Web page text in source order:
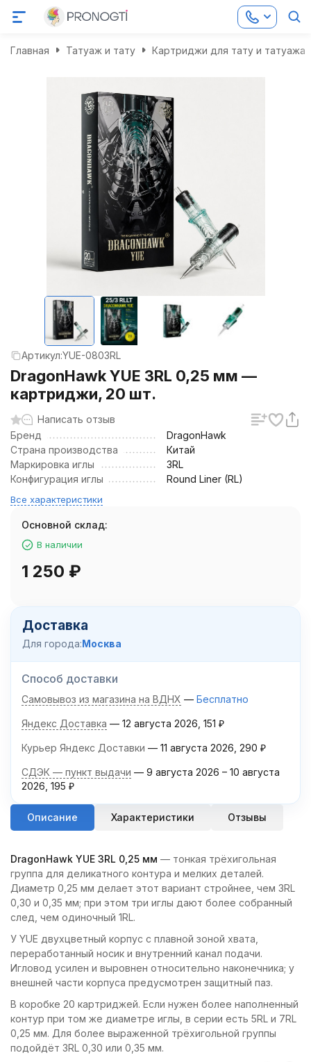
Главная Татуаж и тату Картриджи для тату и татуажа
Артикул:YUE-0803RL
DragonHawk YUE 3RL 0,25 мм —
картриджи, 20 шт.
Написать отзыв
Бренд
DragonHawk
Страна производства
Китай
Маркировка иглы
3RL
Конфигурация иглы
Round Liner (RL)
Все характеристики
Основной склад:
В наличии
1 250 ₽
Доставка
Для города:Москва
Способ доставки
Самовывоз из магазина на ВДНХ Бесплатно
Яндекс Доставка 12 августа 2026 151 ₽
Курьер Яндекс Доставки 11 августа 2026 290 ₽
СДЭК — пункт выдачи 9 августа 2026 – 10 августа
2026 195 ₽
Описание Характеристики Отзывы
DragonHawk YUE 3RL 0,25 мм — тонкая трёхигольная
группа для деликатного контура и мелких деталей.
Диаметр 0,25 мм делает этот вариант стройнее, чем 3RL
0,30 и 0,35 мм; при этом три иглы дают более собранный
след, чем одиночный 1RL.
У YUE двухцветный корпус с плавной зоной хвата,
переработанный носик и внутренний канал подачи.
Игловод усилен и выровнен относительно наконечника; у
внешней части корпуса предусмотрен защитный паз.
В коробке 20 картриджей. Если нужен более наполненный
контур при том же диаметре иглы, в серии есть 5RL и 7RL
0,25 мм. Для более выраженной трёхигольной группы
подойдёт 3RL 0,30 или 0,35 мм.